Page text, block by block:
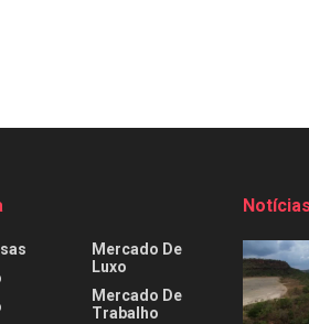
Mercado De
Luxo
Mercado De
Trabalho